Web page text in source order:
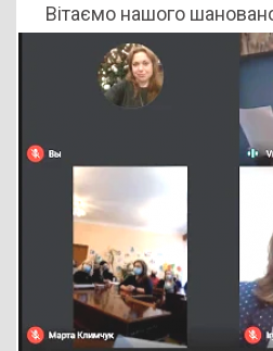
Вітаємо нашого